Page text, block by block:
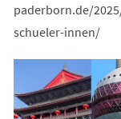
paderborn.de/
schueler-innen/